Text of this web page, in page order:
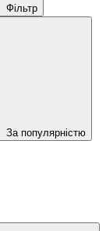
Фільтр
За популярністю